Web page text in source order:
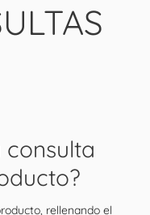
consulta
rellenando el